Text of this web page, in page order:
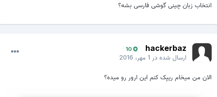
زبان چینی گوشی فارسی بشه؟
hackerbaz
ارسال شده در1 مهر، 2016
من میخام ریپک کنم این ارور رو میده؟